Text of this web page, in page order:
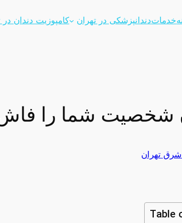
خدماتدندانپزشکی در تهران کامپوزیت دندان در
شخصیت شما را
شرق تهران
Table